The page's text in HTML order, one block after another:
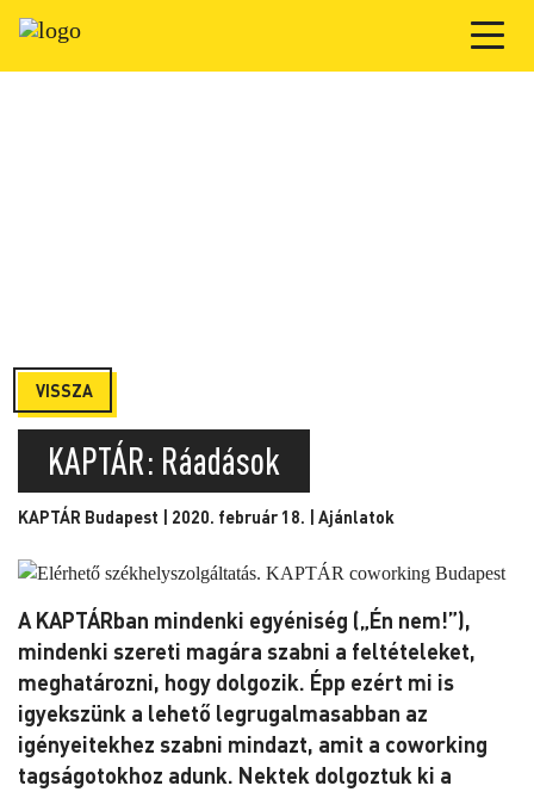
VISSZA
KAPTÁR: Ráadások
KAPTÁR Budapest | 2020. február 18. | Ajánlatok
A KAPTÁRban mindenki egyéniség („Én nem!”),
mindenki szereti magára szabni a feltételeket,
meghatározni, hogy dolgozik. Épp ezért mi is
igyekszünk a lehető legrugalmasabban az
igényeitekhez szabni mindazt, amit a coworking
tagságotokhoz adunk. Nektek dolgoztuk ki a